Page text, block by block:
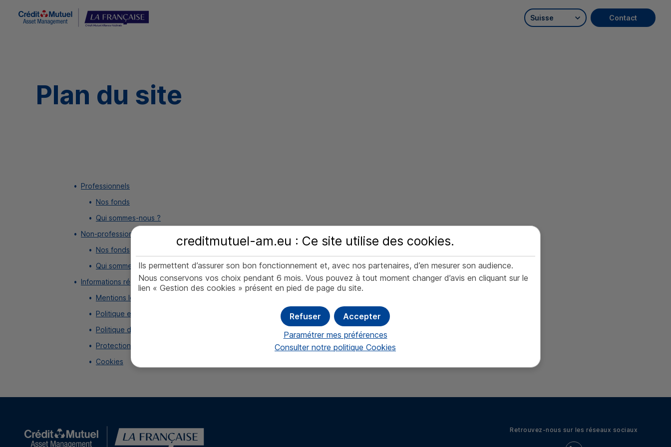
Suisse Contact
Plan du site
Professionnels
Nos fonds
Qui sommes-nous ?
Non-professionnels
Nos fonds
Qui sommes-nous ?
Informations réglementaires
Mentions légales
Politique en matière de conflits d'intérêts
Politique de rémunération
Protection des données personnelles (RGPD)
Cookies
Retrouvez-nous sur les réseaux sociaux
Retrouvez-nous sur LinkedIn
creditmutuel-am.eu : Ce site utilise des cookies.
Ils permettent d’assurer son bon fonctionnement et, avec nos partenaires, d’en mesurer son audience.
Nous conservons vos choix pendant 6 mois. Vous pouvez à tout moment changer d’avis en cliquant sur le
lien « Gestion des cookies » présent en pied de page du site.
Accepter
Refuser
Paramétrer mes préférences
Consulter notre politique Cookies